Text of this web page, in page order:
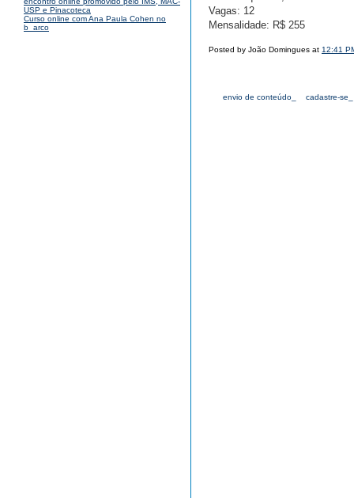
USP e Pinacoteca
Curso online com Ana Paula Cohen no
b_arco
Vagas: 12
Mensalidade: R$ 255
Posted by João Domingues at 12:41
envio de conteúdo_ cadastre-se_